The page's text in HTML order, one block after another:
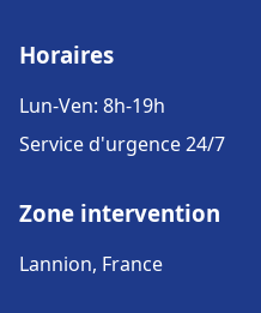
Horaires
Lun-Ven: 8h-19h
Service d'urgence 24/7
Zone intervention
Lannion, France